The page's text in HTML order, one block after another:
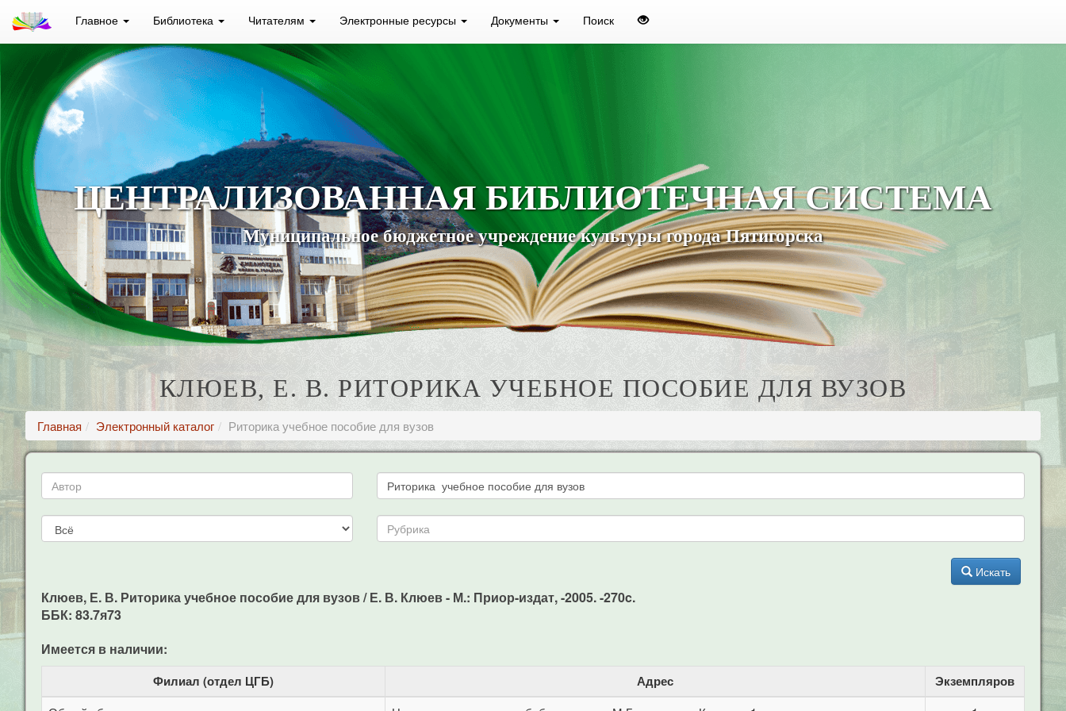
Главное Библиотека Читателям Электронные ресурсы Документы Поиск
ЦЕНТРАЛИЗОВАННАЯ БИБЛИОТЕЧНАЯ СИСТЕМА
Муниципальное бюджетное учреждение культуры города Пятигорска
КЛЮЕВ, Е. В. РИТОРИКА УЧЕБНОЕ ПОСОБИЕ ДЛЯ ВУЗОВ
Главная Электронный каталог Риторика учебное пособие для вузов
Искать
Клюев, Е. В. Риторика учебное пособие для вузов / Е. В. Клюев - М.: Приор-издат, -2005. -270c.
ББК: 83.7я73
Имеется в наличии:
Филиал (отдел ЦГБ) Адрес Экземпляров